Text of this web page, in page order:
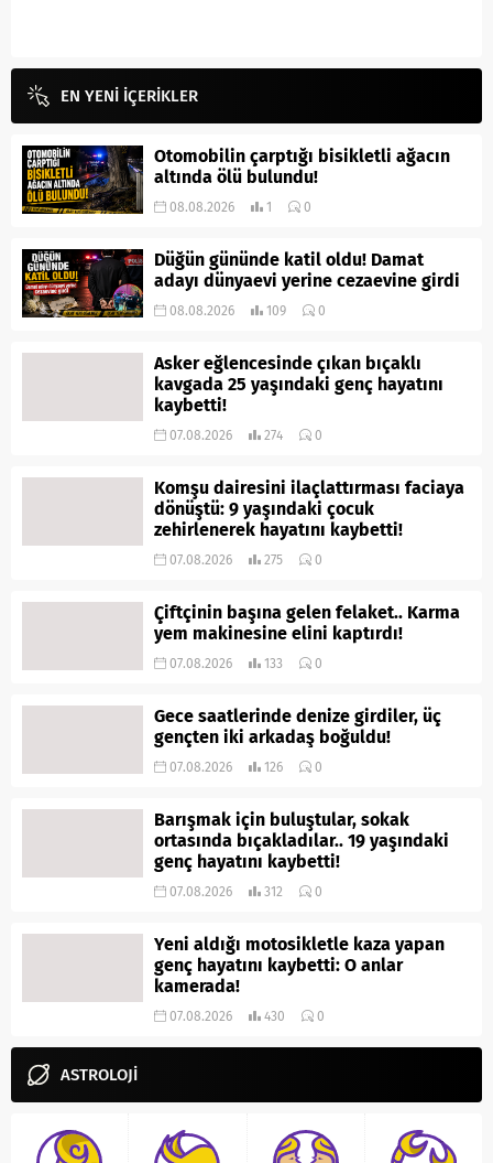
EN YENİ İÇERİKLER
Otomobilin çarptığı bisikletli ağacın
altında ölü bulundu!
08.08.2026 1 0
Düğün gününde katil oldu! Damat
adayı dünyaevi yerine cezaevine girdi
08.08.2026 109 0
Asker eğlencesinde çıkan bıçaklı
kavgada 25 yaşındaki genç hayatını
kaybetti!
07.08.2026 274 0
Komşu dairesini ilaçlattırması faciaya
dönüştü: 9 yaşındaki çocuk
zehirlenerek hayatını kaybetti!
07.08.2026 275 0
Çiftçinin başına gelen felaket.. Karma
yem makinesine elini kaptırdı!
07.08.2026 133 0
Gece saatlerinde denize girdiler, üç
gençten iki arkadaş boğuldu!
07.08.2026 126 0
Barışmak için buluştular, sokak
ortasında bıçakladılar.. 19 yaşındaki
genç hayatını kaybetti!
07.08.2026 312 0
Yeni aldığı motosikletle kaza yapan
genç hayatını kaybetti: O anlar
kamerada!
07.08.2026 430 0
ASTROLOJİ